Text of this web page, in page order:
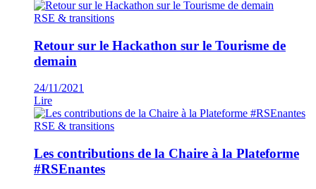
RSE & transitions
Retour sur le Hackathon sur le Tourisme de
demain
24/11/2021
Lire
RSE & transitions
Les contributions de la Chaire à la Plateforme
#RSEnantes